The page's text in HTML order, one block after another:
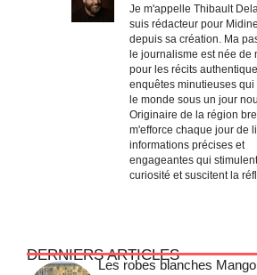
Je m'appelle Thibault
suis rédacteur pour
depuis sa création. Ma
le journalisme est née de
pour les récits
enquêtes minutieuses
le monde sous un jour
Originaire de la région
m'efforce chaque jour de
informations précises et
engageantes qui
curiosité et suscitent la
DERNIERS ARTICLES
Les robes blanches